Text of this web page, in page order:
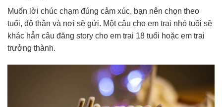
Muốn lời chúc chạm đúng cảm xúc, bạn nên chọn theo
tuổi, độ thân và nơi sẽ gửi. Một câu cho em trai nhỏ tuổi sẽ
khác hẳn câu đăng story cho em trai 18 tuổi hoặc em trai
trưởng thành.